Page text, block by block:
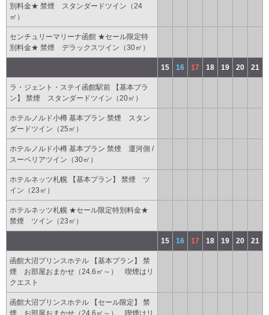
別料金★ 禁煙 スタンダードツイン（24
㎡）
センチュリーマリーナ函館 ★セール限定特
別料金★ 禁煙 デラックスツイン（30㎡）
15 16 17 18 19 20 21
ラ・ジェント・ステイ函館駅前 【基本プラ
ン】 禁煙 スタンダードツイン（20㎡）
ホテルノルド小樽 基本プラン 禁煙 スタン
ダードツイン（25㎡）
ホテルノルド小樽 基本プラン 禁煙 運河側 /
スーペリアツイン（30㎡）
ホテルネッツ札幌 【基本プラン】 禁煙 ツ
イン（23㎡）
ホテルネッツ札幌 ★セール限定特別料金★
禁煙 ツイン（23㎡）
15 16 17 18 19 20 21
函館大沼プリンスホテル 【基本プラン】 禁
煙 お部屋おまかせ（24.6㎡～） 喫煙はリ
クエスト
函館大沼プリンスホテル 【セール限定】 禁
煙 お部屋おまかせ（24.6㎡～） 喫煙はリ